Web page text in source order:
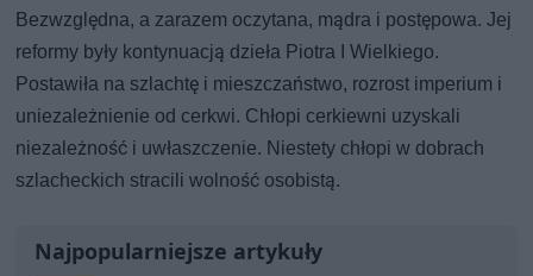
Bezwzględna, a zarazem oczytana, mądra i postępowa. Jej
reformy były kontynuacją dzieła Piotra I Wielkiego.
Postawiła na szlachtę i mieszczaństwo, rozrost imperium i
uniezależnienie od cerkwi. Chłopi cerkiewni uzyskali
niezależność i uwłaszczenie. Niestety chłopi w dobrach
szlacheckich stracili wolność osobistą.
Najpopularniejsze artykuły